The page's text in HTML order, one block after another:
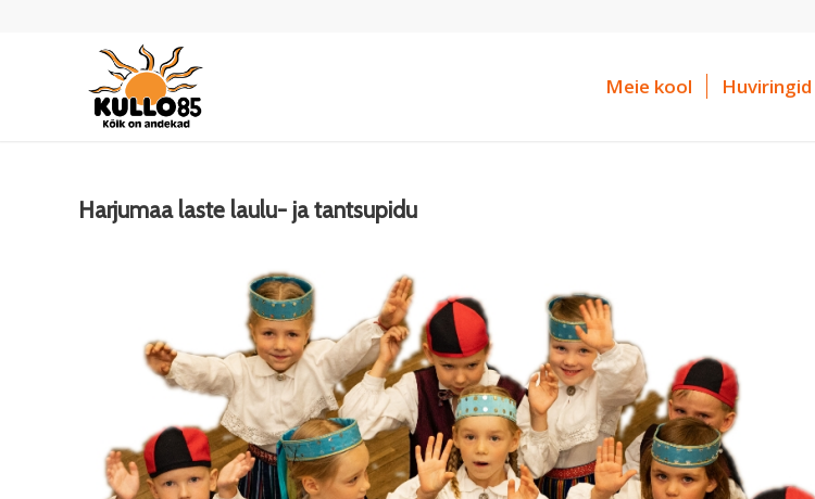
Meie kool Huviringid
Harjumaa laste laulu- ja tantsupidu